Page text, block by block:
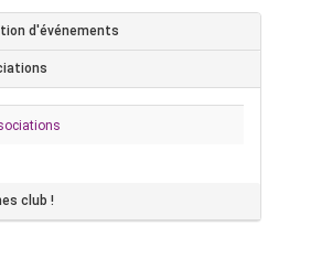
d'événements
club !